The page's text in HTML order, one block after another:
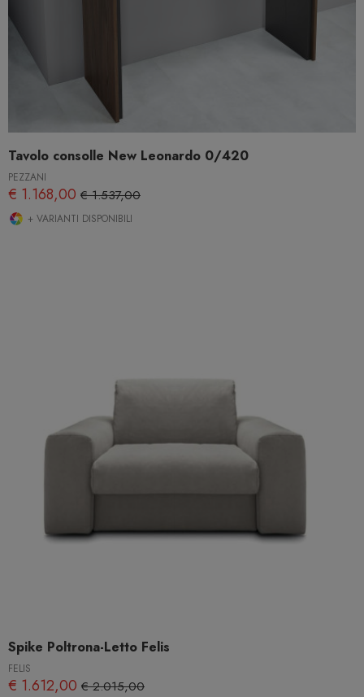
Tavolo consolle New Leonardo 0/420
PEZZANI
€ 1.168,00 € 1.537,00
+ VARIANTI DISPONIBILI
Spike Poltrona-Letto Felis
FELIS
€ 1.612,00 € 2.015,00